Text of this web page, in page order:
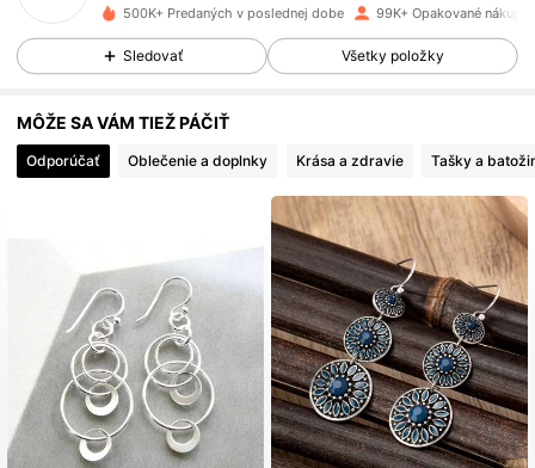
4.86 11K Sledovatelia
4.86 11K Sledovatelia
4.86 11K Sledovatelia
4.86 11K Sledovatelia
500K+ Predaných v poslednej dobe 99K+ Opakované nákupy
Sledovať Všetky položky
MÔŽE SA VÁM TIEŽ PÁČIŤ
Odporúčať Oblečenie a doplnky Krása a zdravie Tašky a